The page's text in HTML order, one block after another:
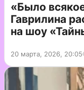
«Было
Гаврилина
на шоу
20 марта, 2026, 20:05